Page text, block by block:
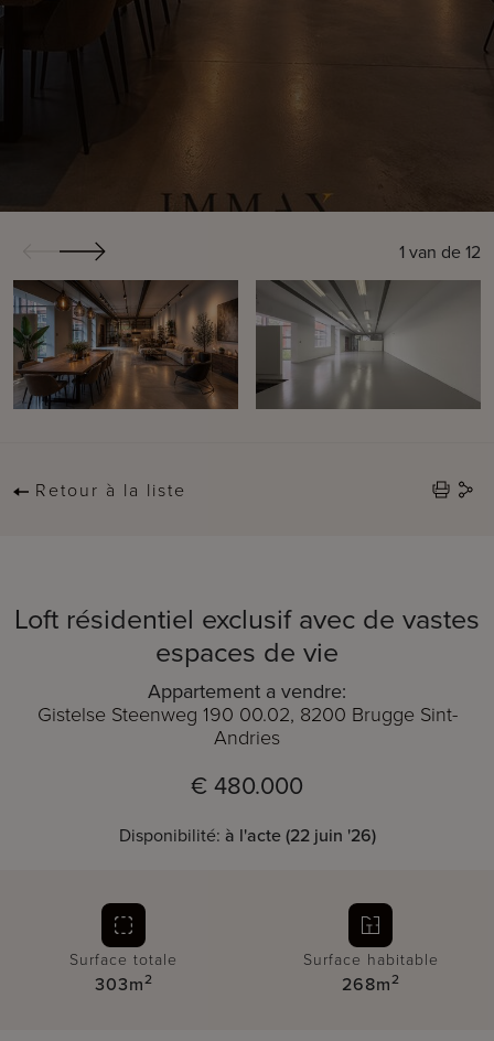
1 van de12
Retour à la liste
Loft résidentiel exclusif avec de vastes
espaces de vie
Appartement a vendre:
Gistelse Steenweg 190 00.02, 8200 Brugge Sint-
Andries
€ 480.000
Disponibilité: à l'acte (22 juin '26)
Surface totale
303m2
Surface habitable
268m2